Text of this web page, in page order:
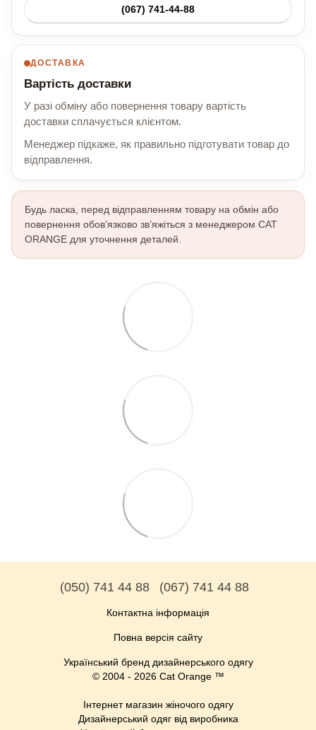
(067) 741-44-88
ДОСТАВКА
Вартість доставки
У разі обміну або повернення товару вартість
доставки сплачується клієнтом.
Менеджер підкаже, як правильно підготувати товар до
відправлення.
Будь ласка, перед відправленням товару на обмін або
повернення обов’язково зв’яжіться з менеджером CAT
ORANGE для уточнення деталей.
(050) 741 44 88 (067) 741 44 88
Контактна інформація
Повна версія сайту
Український бренд дизайнерського одягу
© 2004 - 2026 Cat Orange ™
Інтернет магазин жіночого одягу
Дизайнерський одяг від виробника